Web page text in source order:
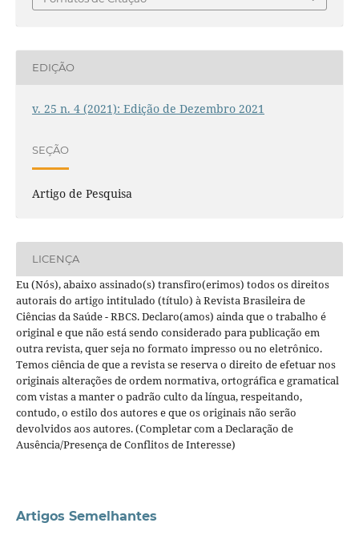
EDIÇÃO
v. 25 n. 4 (2021): Edição de Dezembro 2021
SEÇÃO
Artigo de Pesquisa
LICENÇA
Eu (Nós), abaixo assinado(s) transfiro(erimos) todos os direitos
autorais do artigo intitulado (título) à Revista Brasileira de
Ciências da Saúde - RBCS. Declaro(amos) ainda que o trabalho é
original e que não está sendo considerado para publicação em
outra revista, quer seja no formato impresso ou no eletrônico.
Temos ciência de que a revista se reserva o direito de efetuar nos
originais alterações de ordem normativa, ortográfica e gramatical
com vistas a manter o padrão culto da língua, respeitando,
contudo, o estilo dos autores e que os originais não serão
devolvidos aos autores. (Completar com a Declaração de
Ausência/Presença de Conflitos de Interesse)
Artigos Semelhantes